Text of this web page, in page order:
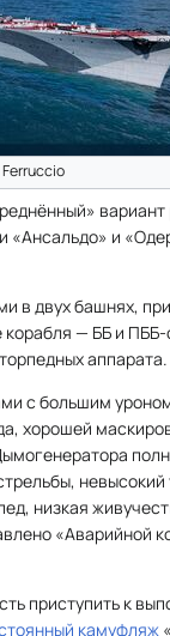
Ferruccio
«Ансальдо» и
в двух башнях,
— ББ и
аппарата.
с большим
хорошей
низкая
«Аварийной
приступить к
камуфляж